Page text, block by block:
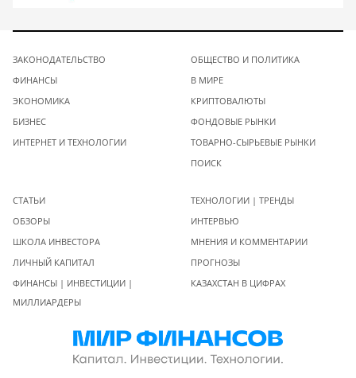
ЗАКОНОДАТЕЛЬСТВО
ФИНАНСЫ
ЭКОНОМИКА
БИЗНЕС
ИНТЕРНЕТ И ТЕХНОЛОГИИ
ОБЩЕСТВО И ПОЛИТИКА
В МИРЕ
КРИПТОВАЛЮТЫ
ФОНДОВЫЕ РЫНКИ
ТОВАРНО-СЫРЬЕВЫЕ РЫНКИ
ПОИСК
СТАТЬИ
ОБЗОРЫ
ШКОЛА ИНВЕСТОРА
ЛИЧНЫЙ КАПИТАЛ
ФИНАНСЫ | ИНВЕСТИЦИИ |
МИЛЛИАРДЕРЫ
ТЕХНОЛОГИИ | ТРЕНДЫ
ИНТЕРВЬЮ
МНЕНИЯ И КОММЕНТАРИИ
ПРОГНОЗЫ
КАЗАХСТАН В ЦИФРАХ